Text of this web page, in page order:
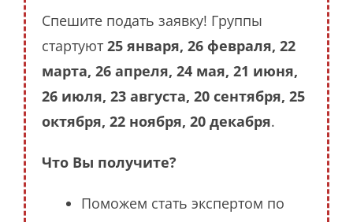
Спешите подать заявку! Группы
стартуют 25 января, 26 февраля, 22
марта, 26 апреля, 24 мая, 21 июня,
26 июля, 23 августа, 20 сентября, 25
октября, 22 ноября, 20 декабря.
Что Вы получите?
Поможем стать экспертом по